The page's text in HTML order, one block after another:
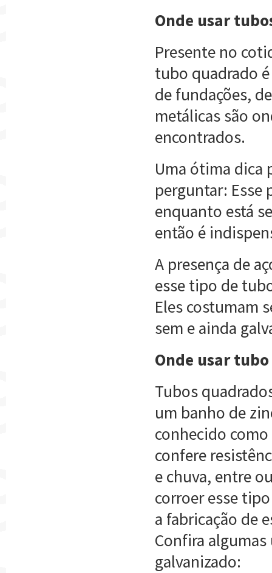
Onde usar
Presente no
tubo quadrado
de fundações,
metálicas são
encontrados.
Uma ótima dica
perguntar: Esse
enquanto está
então é
A presença de
esse tipo de
Eles costumam
sem e ainda
Onde usar
Tubos
um banho de
conhecido
confere
e chuva, entre
corroer esse
a fabricação de
Confira
galvanizado: